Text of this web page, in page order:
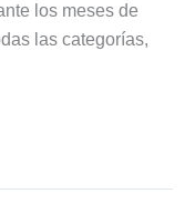
los meses de
las categorías,